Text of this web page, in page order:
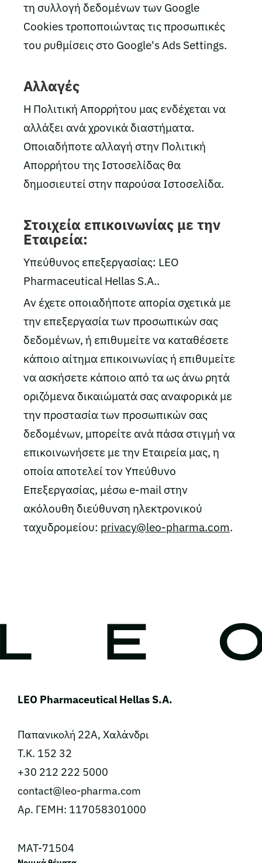
τη συλλογή δεδομένων των Google
Cookies τροποποιώντας τις προσωπικές
του ρυθμίσεις στο Google's Ads Settings.
Αλλαγές
Η Πολιτική Απορρήτου μας ενδέχεται να
αλλάξει ανά χρονικά διαστήματα.
Οποιαδήποτε αλλαγή στην Πολιτική
Απορρήτου της Ιστοσελίδας θα
δημοσιευτεί στην παρούσα Ιστοσελίδα.
Στοιχεία επικοινωνίας με την
Εταιρεία:
Υπεύθυνος επεξεργασίας: LEO
Pharmaceutical Hellas S.A..
Αν έχετε οποιαδήποτε απορία σχετικά με
την επεξεργασία των προσωπικών σας
δεδομένων, ή επιθυμείτε να καταθέσετε
κάποιο αίτημα επικοινωνίας ή επιθυμείτε
να ασκήσετε κάποιο από τα ως άνω ρητά
οριζόμενα δικαιώματά σας αναφορικά με
την προστασία των προσωπικών σας
δεδομένων, μπορείτε ανά πάσα στιγμή να
επικοινωνήσετε με την Εταιρεία μας, η
οποία αποτελεί τον Υπεύθυνο
Επεξεργασίας, μέσω e-mail στην
ακόλουθη διεύθυνση ηλεκτρονικού
ταχυδρομείου: privacy@leo-pharma.com.
LEO Pharmaceutical Hellas S.A.
Παπανικολή 22Α, Χαλάνδρι
Τ.Κ. 152 32
+30 212 222 5000
contact@leo-pharma.com
Αρ. ΓΕΜΗ: 117058301000
MAT-71504